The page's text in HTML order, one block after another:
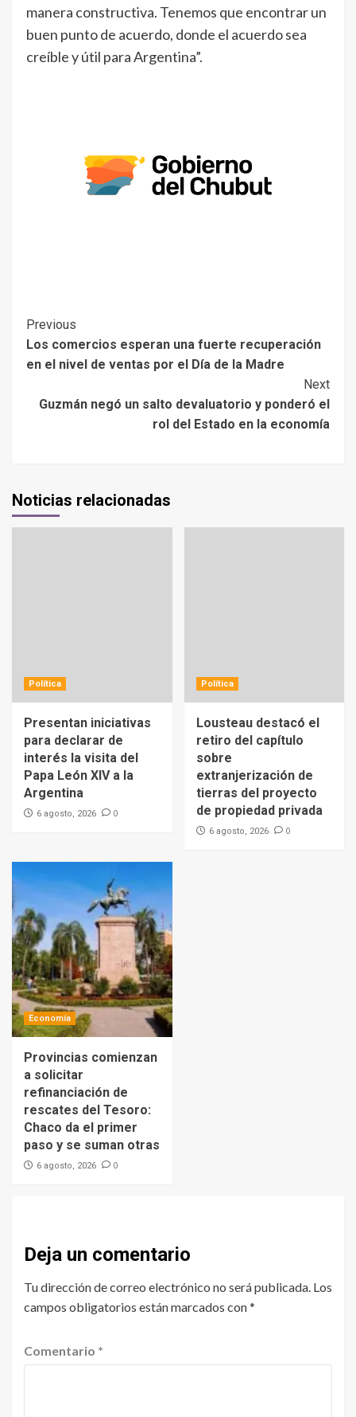
manera constructiva. Tenemos que encontrar un
buen punto de acuerdo, donde el acuerdo sea
creíble y útil para Argentina”.
Previous
Los comercios esperan una fuerte recuperación
en el nivel de ventas por el Día de la Madre
Next
Guzmán negó un salto devaluatorio y ponderó el
rol del Estado en la economía
Noticias relacionadas
Política
Presentan iniciativas
para declarar de
interés la visita del
Papa León XIV a la
Argentina
6 agosto, 2026 0
Política
Lousteau destacó el
retiro del capítulo
sobre
extranjerización de
tierras del proyecto
de propiedad privada
6 agosto, 2026 0
Economía
Provincias comienzan
a solicitar
refinanciación de
rescates del Tesoro:
Chaco da el primer
paso y se suman otras
6 agosto, 2026 0
Deja un comentario
Tu dirección de correo electrónico no será publicada. Los
campos obligatorios están marcados con*
Comentario *